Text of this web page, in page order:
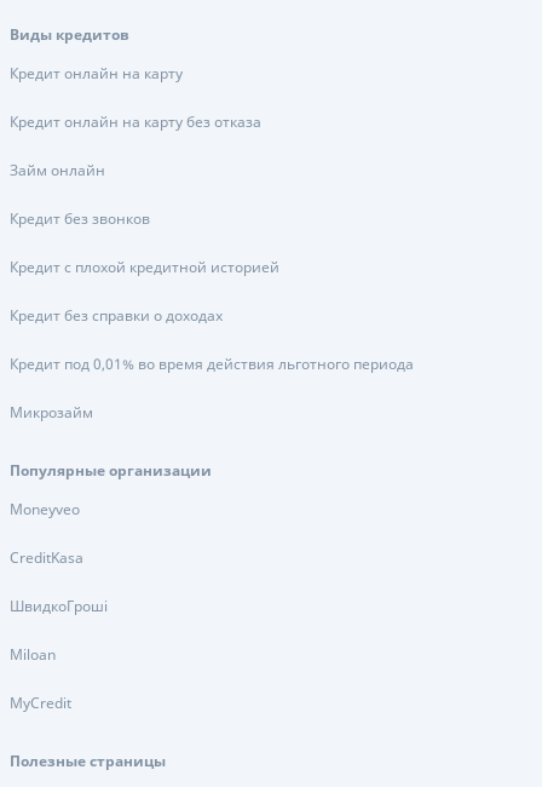
Виды кредитов
Кредит онлайн на карту
Кредит онлайн на карту без отказа
Займ онлайн
Кредит без звонков
Кредит с плохой кредитной историей
Кредит без справки о доходах
Кредит под 0,01% во время действия льготного периода
Микрозайм
Популярные организации
Moneyveo
CreditKasa
ШвидкоГроші
Miloan
MyCredit
Полезные страницы